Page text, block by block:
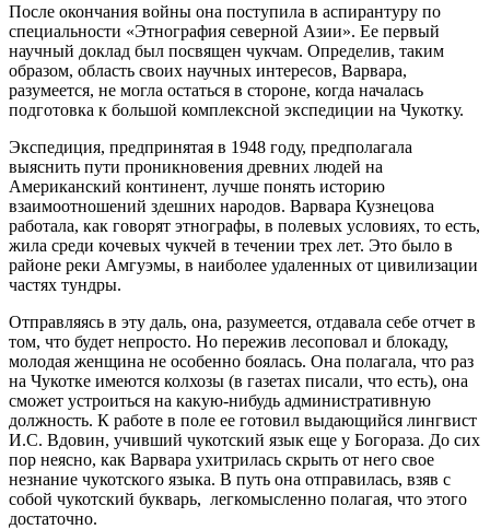
После окончания войны она поступила в аспирантуру по
специальности «Этнография северной Азии». Ее первый
научный доклад был посвящен чукчам. Определив, таким
образом, область своих научных интересов, Варвара,
разумеется, не могла остаться в стороне, когда началась
подготовка к большой комплексной экспедиции на Чукотку.
Экспедиция, предпринятая в 1948 году, предполагала
выяснить пути проникновения древних людей на
Американский континент, лучше понять историю
взаимоотношений здешних народов. Варвара Кузнецова
работала, как говорят этнографы, в полевых условиях, то есть,
жила среди кочевых чукчей в течении трех лет. Это было в
районе реки Амгуэмы, в наиболее удаленных от цивилизации
частях тундры.
Отправляясь в эту даль, она, разумеется, отдавала себе отчет в
том, что будет непросто. Но пережив лесоповал и блокаду,
молодая женщина не особенно боялась. Она полагала, что раз
на Чукотке имеются колхозы (в газетах писали, что есть), она
сможет устроиться на какую-нибудь административную
должность. К работе в поле ее готовил выдающийся лингвист
И.С. Вдовин, учивший чукотский язык еще у Богораза. До сих
пор неясно, как Варвара ухитрилась скрыть от него свое
незнание чукотского языка. В путь она отправилась, взяв с
собой чукотский букварь, легкомысленно полагая, что этого
достаточно.